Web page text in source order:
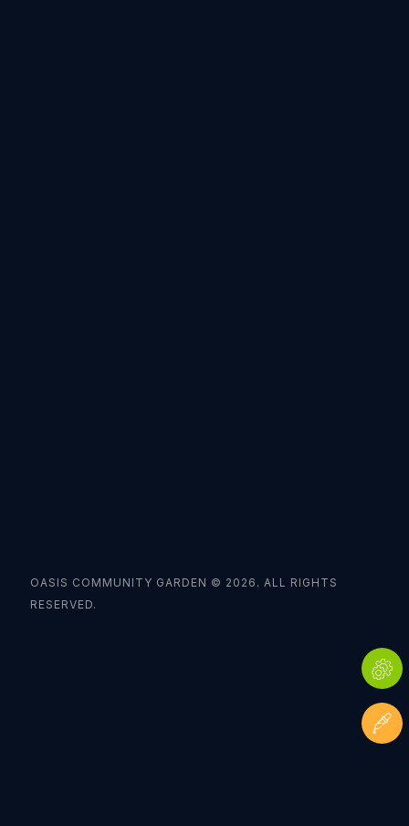
OASIS COMMUNITY GARDEN © 2026. ALL RIGHTS
RESERVED.